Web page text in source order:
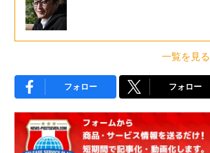
一覧を見る
フォロー フォロー